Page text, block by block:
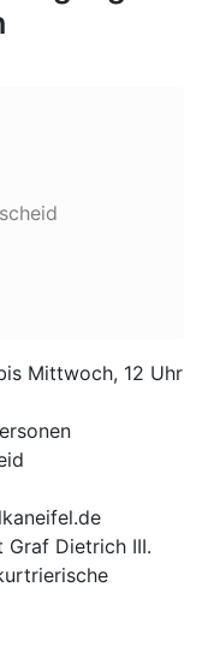
Mittwoch, 12 Uhr
Dietrich III.